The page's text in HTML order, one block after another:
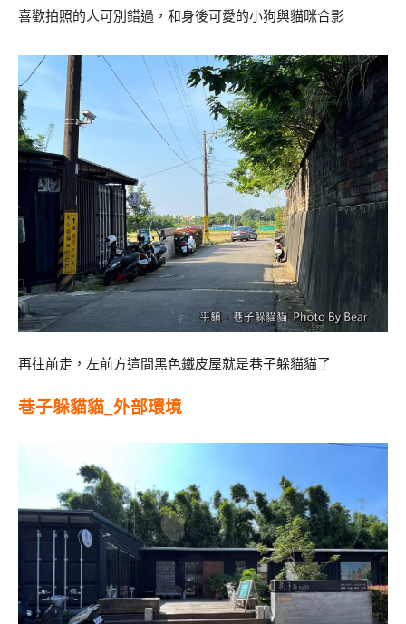
喜歡拍照的人可別錯過，和身後可愛的小狗與貓咪合影
再往前走，左前方這間黑色鐵皮屋就是巷子躲貓貓了
巷子躲貓貓_外部環境